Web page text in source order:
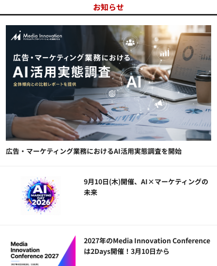
お知らせ
広告・マーケティング業務におけるAI活用実態調査を開始
9月10日(木)開催、AI×マーケティングの
未来
2027年のMedia Innovation Conference
は2Days開催！3月10日から